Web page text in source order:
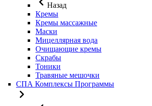
Назад
Кремы
Кремы массажные
Маски
Мицеллярная вода
Очищающие кремы
Скрабы
Тоники
Травяные мешочки
СПА Комплексы Программы